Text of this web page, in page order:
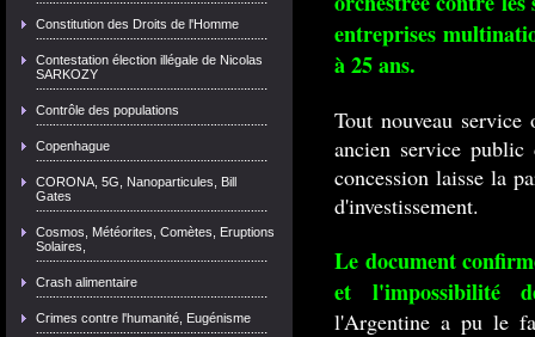
Constitution des Droits de l'Homme
Contestation élection illégale de Nicolas
SARKOZY
Contrôle des populations
Copenhague
CORONA, 5G, Nanoparticules, Bill
Gates
Cosmos, Météorites, Comètes, Eruptions
Solaires,
Crash alimentaire
Crimes contre l'humanité, Eugénisme
entreprises
à 25 ans.
Tout nouveau
ancien service
concession laisse la
d'investissement.
Le document
et l'impossibilité
l'Argentine a pu le